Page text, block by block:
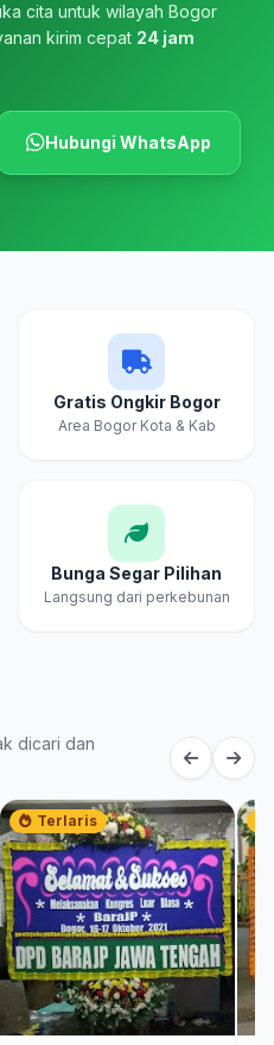
cita untuk wilayah Bogor
kirim cepat 24 jam
Hubungi WhatsApp
Gratis Ongkir Bogor
Area Bogor Kota & Kab
Bunga Segar Pilihan
Langsung dari perkebunan
dicari dan
Terlaris